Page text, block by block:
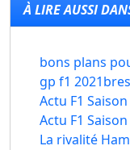
À LIRE AUSSI
bons plans
gp f1
Actu F1
Actu F1 Saison
La rivalité